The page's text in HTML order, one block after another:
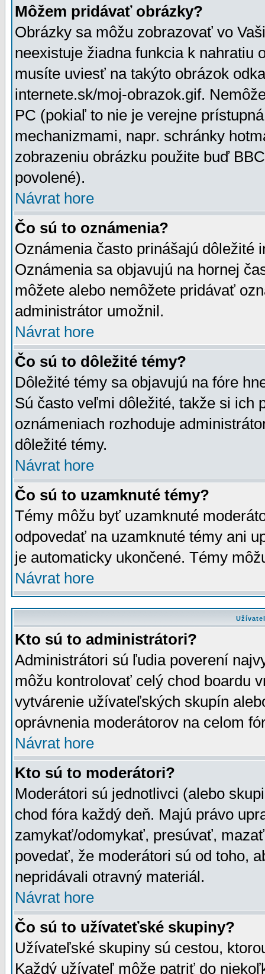
Môžem pridávať obrázky?
Obrázky sa môžu zobrazovať vo
neexistuje žiadna funkcia k nahratiu
musíte uviesť na takýto obrázok
internete.sk/moj-obrazok.gif.
PC (pokiaľ to nie je verejne
mechanizmami, napr. schránky
zobrazeniu obrázku použite buď
povolené).
Návrat hore
Čo sú to oznámenia?
Oznámenia často prinášajú dôležité
Oznámenia sa objavujú na hornej
môžete alebo nemôžete pridávať
administrátor umožnil.
Návrat hore
Čo sú to dôležité témy?
Dôležité témy sa objavujú na fóre
Sú často veľmi dôležité, takže si ich
oznámeniach rozhoduje
dôležité témy.
Návrat hore
Čo sú to uzamknuté témy?
Témy môžu byť uzamknuté
odpovedať na uzamknuté témy ani
je automaticky ukončené. Témy
Návrat hore
Kto sú to administrátori?
Administrátori sú ľudia poverení
môžu kontrolovať celý chod boardu
vytvárenie užívateľských skupín
oprávnenia moderátorov na celom
Návrat hore
Kto sú to moderátori?
Moderátori sú jednotlivci (alebo
chod fóra každý deň. Majú právo
zamykať/odomykať, presúvať,
povedať, že moderátori sú od toho,
nepridávali otravný materiál.
Návrat hore
Čo sú to užívateťské skupiny?
Užívateľské skupiny sú cestou,
Každý užívateľ môže patriť do